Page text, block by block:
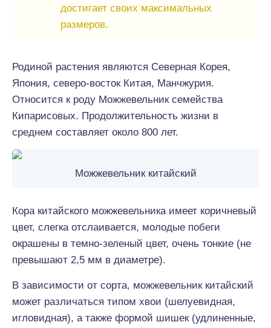
достигает своих максимальных
размеров.
Родиной растения являются Северная Корея,
Япония, северо-восток Китая, Манчжурия.
Относится к роду Можжевельник семейства
Кипарисовых. Продолжительность жизни в
среднем составляет около 800 лет.
Можжевельник китайский
Кора китайского можжевельника имеет коричневый
цвет, слегка отслаивается, молодые побеги
окрашены в темно-зеленый цвет, очень тонкие (не
превышают 2,5 мм в диаметре).
В зависимости от сорта, можжевельник китайский
может различаться типом хвои (шелуевидная,
игловидная), а также формой шишек (удлиненные,